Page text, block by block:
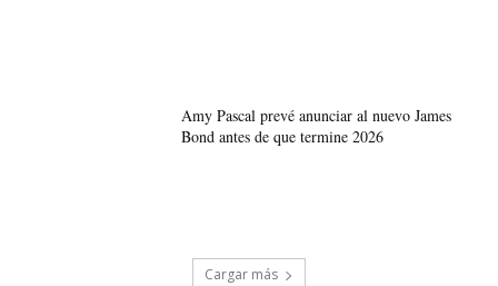
Amy Pascal prevé anunciar al nuevo James
Bond antes de que termine 2026
Cargar más